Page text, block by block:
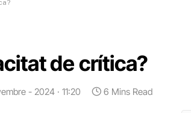
de crítica?
- 2024 · 11:20 6 Mins Read